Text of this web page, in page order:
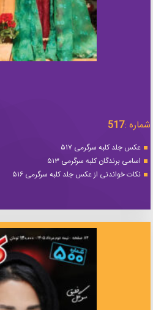
شماره :517
عکس جلد کلبه سرگرمی ۵۱۷
اسامی برندگان کلبه سرگرمی ۵۱۳
نکات خواندنی از عکس جلد کلبه سرگرمی ۵۱۶